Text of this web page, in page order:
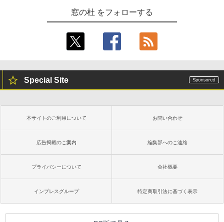
窓の杜 をフォローする
Special Site
本サイトのご利用について お問い合わせ
広告掲載のご案内 編集部へのご連絡
プライバシーについて 会社概要
インプレスグループ 特定商取引法に基づく表示